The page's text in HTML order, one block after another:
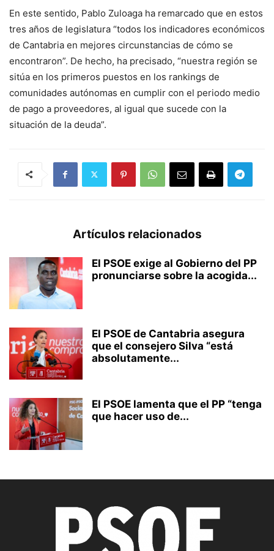
En este sentido, Pablo Zuloaga ha remarcado que en estos
tres años de legislatura “todos los indicadores económicos
de Cantabria en mejores circunstancias de cómo se
encontraron”. De hecho, ha precisado, “nuestra región se
sitúa en los primeros puestos en los rankings de
comunidades autónomas en cumplir con el periodo medio
de pago a proveedores, al igual que sucede con la
situación de la deuda”.
Artículos relacionados
El PSOE exige al Gobierno del PP
pronunciarse sobre la acogida...
El PSOE de Cantabria asegura
que el consejero Silva “está
absolutamente...
El PSOE lamenta que el PP “tenga
que hacer uso de...